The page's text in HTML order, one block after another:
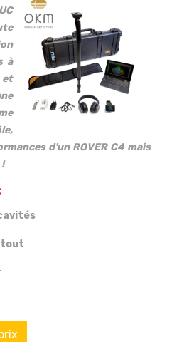
à
d'un ROVER C4 mais